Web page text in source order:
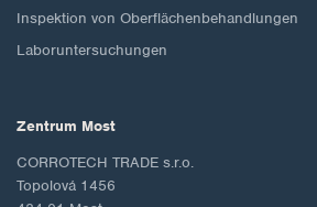
Inspektion von Oberflächenbehandlungen
Laboruntersuchungen
Zentrum Most
CORROTECH TRADE s.r.o.
Topolová 1456